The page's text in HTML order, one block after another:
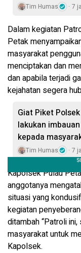
Tim Humas 7
Dalam kegiatan
Petak
masyarakat
menciptakan dan
dan apabila terjadi
kejahatan segera
Giat Piket
lakukan
kepada
Tim Humas 7
Kapolsek Pulau
anggotanya
situasi yang
kegiatan
ditambah “Patroli
masyarakat untuk
Kapolsek.